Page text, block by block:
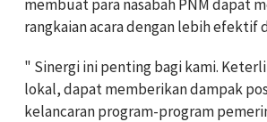
membuat para nasabah PNM dapat
rangkaian acara dengan lebih efektif
" Sinergi ini penting bagi kami.
lokal, dapat memberikan dampak
kelancaran program-program